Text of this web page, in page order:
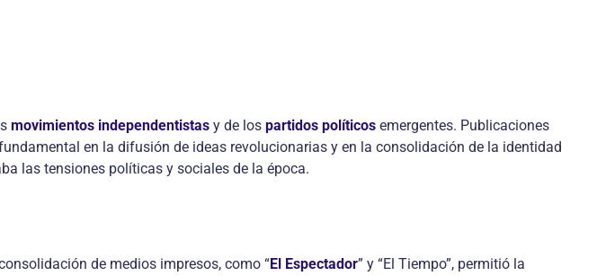
movimientos independentistas y de los partidos políticos emergentes. Publicaciones
en la difusión de ideas revolucionarias y en la consolidación de la identidad
las tensiones políticas y sociales de la época.
de medios impresos, como “El Espectador” y “El Tiempo”, permitió la